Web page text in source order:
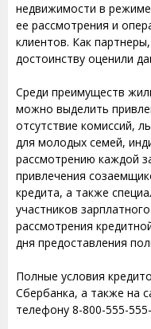
недвижимости в
ее рассмотрения и
клиентов. Как
достоинству оценили
Среди преимуществ
можно выделить
отсутствие комиссий,
для молодых семей,
рассмотрению каждой
привлечения
кредита, а также
участников
рассмотрения
дня предоставления
Полные условия
Сбербанка, а также на
телефону 8-800-555-